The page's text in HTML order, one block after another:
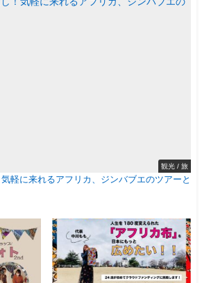
観光 / 旅
軽に来れるアフリカ、ジンバブエのツアーと